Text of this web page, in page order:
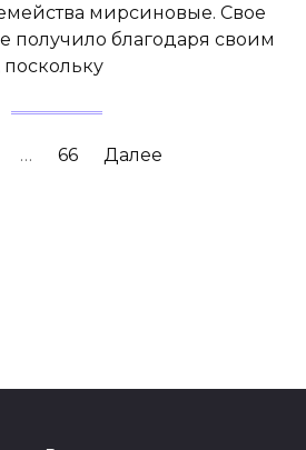
мирсиновые. Свое
получило благодаря своим
… 66 Далее